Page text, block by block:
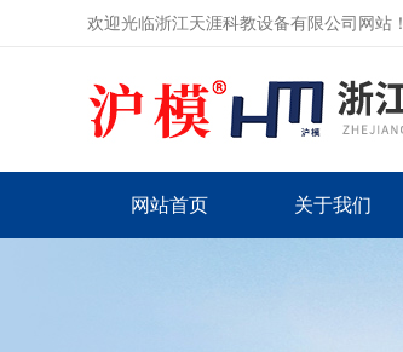
欢迎光临浙江天涯科教设备有限公司网站！
网站首页 关于我们